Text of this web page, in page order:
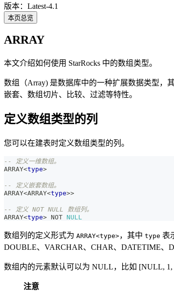
版本：Latest-4.1
本页总览
ARRAY
本文介绍如何使用 StarRocks 中的数组类型。
数组（Array) 是数据库中的一种扩展数据类型，
嵌套、数组切片、比较、过滤等特性。
定义数组类型的列
您可以在建表时定义数组类型的列。
-- 定义一维数组。
ARRAY<type>
-- 定义嵌套数组。
ARRAY<ARRAY<type>>
-- 定义 NOT NULL 数组列。
ARRAY<type> NOT NULL
数组列的定义形式为 ARRAY<type>，其中 type 表
DOUBLE、VARCHAR、CHAR、DATETIME、
数组内的元素默认可以为 NULL，比如 [NULL,
注意